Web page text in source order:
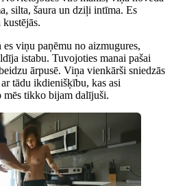
silta, šaura un dziļi intīma. Es
viņu paņēmu no aizmugures,
istabu. Tuvojoties manai pašai
ārpusē. Viņa vienkārši sniedzās
tādu ikdienišķību, kas asi
mēs tikko bijam dalījuši.